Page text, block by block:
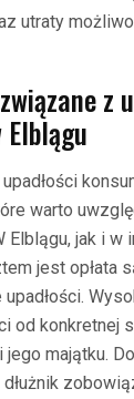
utraty
z
warto
jak i w
jest opłata
od konkretnej
jego majątku.
dłużnik